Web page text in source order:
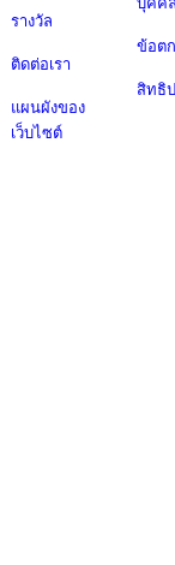
รางวัล
ติดต่อเรา
แผนผังของ
เว็บไซต์
ข้อต
สิทธิ